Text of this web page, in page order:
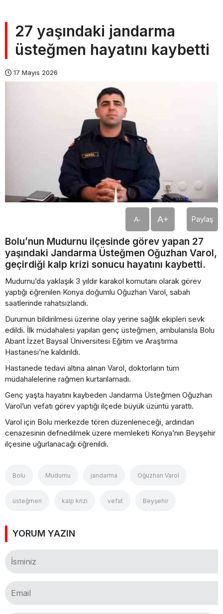
27 yaşındaki jandarma
üsteğmen hayatını kaybetti
17 Mayıs 2026
A- A+ Paylaş
Bolu’nun Mudurnu ilçesinde görev yapan 27
yaşındaki Jandarma Üsteğmen Oğuzhan Varol,
geçirdiği kalp krizi sonucu hayatını kaybetti.
Mudurnu’da yaklaşık 3 yıldır karakol komutanı olarak görev
yaptığı öğrenilen Konya doğumlu Oğuzhan Varol, sabah
saatlerinde rahatsızlandı.
Durumun bildirilmesi üzerine olay yerine sağlık ekipleri sevk
edildi. İlk müdahalesi yapılan genç üsteğmen, ambulansla Bolu
Abant İzzet Baysal Üniversitesi Eğitim ve Araştırma
Hastanesi’ne kaldırıldı.
Hastanede tedavi altına alınan Varol, doktorların tüm
müdahalelerine rağmen kurtarılamadı.
Genç yaşta hayatını kaybeden Jandarma Üsteğmen Oğuzhan
Varol’un vefatı görev yaptığı ilçede büyük üzüntü yarattı.
Varol için Bolu merkezde tören düzenleneceği, ardından
cenazesinin defnedilmek üzere memleketi Konya’nın Beyşehir
ilçesine uğurlanacağı öğrenildi.
Bolu Mudurnu jandarma Oğuzhan Varol
üsteğmen kalp krizi vefat Beyşehir
YORUM YAZIN